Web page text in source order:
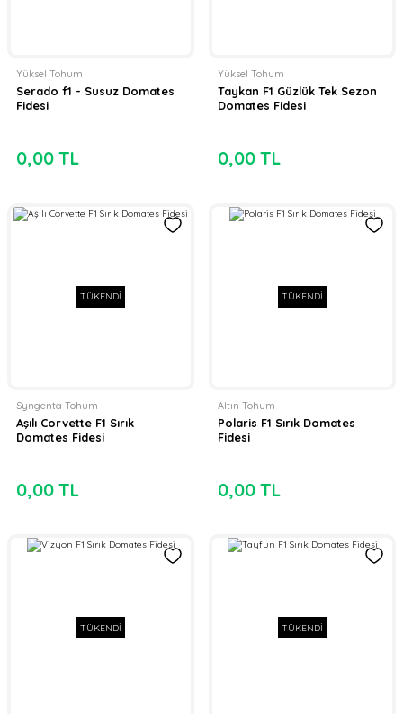
Yüksel Tohum
Serado f1 - Susuz Domates
Fidesi
0,00 TL
Yüksel Tohum
Taykan F1 Güzlük Tek Sezon
Domates Fidesi
0,00 TL
TÜKENDİ
Syngenta Tohum
Aşılı Corvette F1 Sırık
Domates Fidesi
0,00 TL
TÜKENDİ
Altın Tohum
Polaris F1 Sırık Domates
Fidesi
0,00 TL
TÜKENDİ TÜKENDİ